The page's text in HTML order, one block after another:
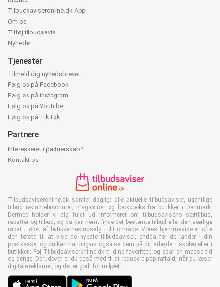
Tilbudsaviseronline.dk App
Om os
Tilføj tilbudsavis
Nyheder
Tjenester
Tilmeld dig nyhedsbrevet
Følg os på Facebook
Følg os på Instagram
Følg os på Youtube
Følg os på TikTok
Partnere
Interesseret i partnerskab?
Kontakt os
Tilbudsaviseronline.dk samler dagligt alle aktuelle tilbudsaviser, ugentlige
tilbud reklamebrochurer, magasiner og lookbooks fra butikker i Danmark.
Dermed holder vi dig fuldt ud informeret om tilbudsavisens særtilbud,
rabatter og tilbud, og du kan nemt finde det bestemte tilbud eller den særlige
rabat i løbet af butikkernes udsalg i dit område. Vores hjemmeside er ofte
den første til at vise de nyeste tilbudsaviser, endda før de lander i din
postkasse, og du kan naturligvis også se dem på dit arbejde, i skolen eller i
butikken. Føj Tilbudsaviseronline.dk til dine favoritter, og spar en masse tid
og penge. Derudover er du også med til at reducere papiraffald, når du læser
digitale reklamer, og det er godt for miljøet.